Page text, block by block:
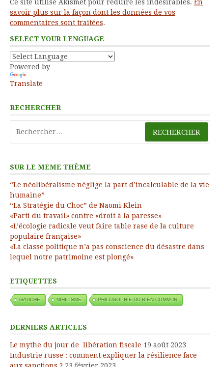
Ce site utilise Akismet pour réduire les indésirables. En
savoir plus sur la façon dont les données de vos
commentaires sont traitées.
SELECT YOUR LENGUAGE
Powered by
Translate
RECHERCHER
SUR LE MEME THÈME
“Le néolibéralisme néglige la part d’incalculable de la vie
humaine”
“La Stratégie du Choc” de Naomi Klein
«Parti du travail» contre «droit à la paresse»
«L’écologie radicale veut faire table rase de la culture
populaire française»
«La classe politique n’a pas conscience du désastre dans
lequel notre patrimoine est plongé»
ETIQUETTES
GAUCHE NIHILISME PHILOSOPHIE DU BIEN COMMUN
DERNIERS ARTICLES
Le mythe du jour de libération fiscale 19 août 2023
Industrie russe : comment expliquer la résilience face